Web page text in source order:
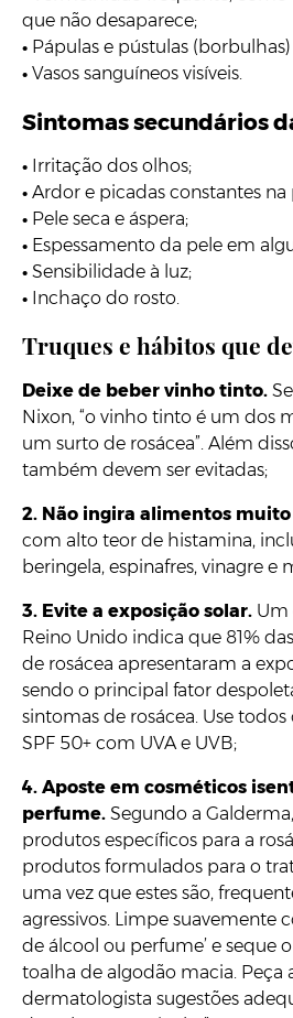
que não desaparece;
• Pápulas e pústulas
• Vasos sanguíneos visíveis.
Sintomas secundários
• Irritação dos olhos;
• Ardor e picadas constantes na
• Pele seca e áspera;
• Espessamento da pele em
• Sensibilidade à luz;
• Inchaço do rosto.
Truques e hábitos que
Deixe de beber vinho tinto.
Nixon, “o vinho tinto é um dos
um surto de rosácea”. Além
também devem ser evitadas;
2. Não ingira alimentos
com alto teor de histamina,
beringela, espinafres, vinagre e
3. Evite a exposição solar. Um
Reino Unido indica que 81%
de rosácea apresentaram a
sendo o principal fator
sintomas de rosácea. Use
SPF 50+ com UVA e UVB;
4. Aposte em cosméticos
perfume. Segundo a
produtos específicos para a
produtos formulados para o
uma vez que estes são,
agressivos. Limpe suavemente
de álcool ou perfume’ e seque
toalha de algodão macia. Peça
dermatologista sugestões